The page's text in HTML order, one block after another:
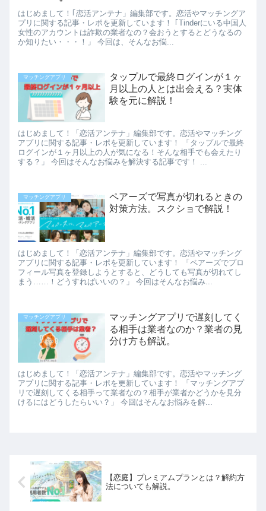
はじめまして！｢恋活アンテナ」編集部です。恋活やマッチングア
プリに関する記事・レポを更新しています！ ｢Tinderにいる中国人
女性のアカウントは詐欺の業者なの？会おうとするとどうなるの
か知りたい・・・！」 今回は、そんなお悩...
マッチングアプリ
タップルで最終ログインが１ヶ
月以上の人とは出会える？実体
験を元に解説！
はじめまして！「恋活アンテナ」編集部です。恋活やマッチング
アプリに関する記事・レポを更新しています！ 「タップルで最終
ログインが１ヶ月以上の人が気になる！そんな相手でも会えたり
する？」 今回はそんなお悩みを解決する記事です！ ...
マッチングアプリ
ペアーズで写真が切れるときの
対策方法。スクショで解説！
はじめまして！「恋活アンテナ」編集部です。恋活やマッチング
アプリに関する記事・レポを更新しています！ 「ペアーズでプロ
フィール写真を登録しようとすると、どうしても写真が切れてし
まう……！どうすればいいの？」 今回はそんなお悩み...
マッチングアプリ
マッチングアプリで遅刻してく
る相手は業者なのか？業者の見
分け方も解説。
はじめまして！「恋活アンテナ」編集部です。恋活やマッチング
アプリに関する記事・レポを更新しています！ 「マッチングアプ
リで遅刻してくる相手って業者なの？相手が業者かどうかを見分
けるにはどうしたらいい？」 今回はそんなお悩みを解...
【恋庭】プレミアムプランとは？解約方
法についても解説。